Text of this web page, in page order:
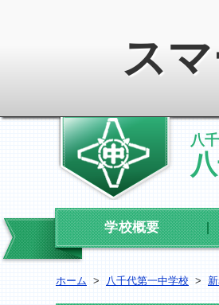
ス
八
学校概要
ホーム > 八千代第一中学校 >